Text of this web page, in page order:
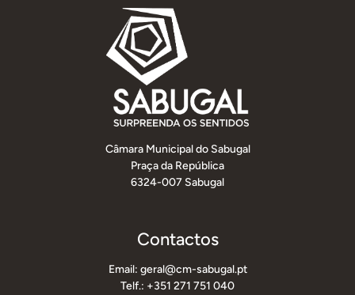
Câmara Municipal do Sabugal
Praça da República
6324-007 Sabugal
Contactos
Email: geral@cm-sabugal.pt
Telf.: +351 271 751 040